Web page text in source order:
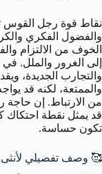
نقاط قوة رجل القوس
والفضول الفكري
الخوف من الالتزام
إلى الغرور والملل.
والتجارب الجديدة،
والممتعة، لكنه قد
من الارتباط. إن حاجة
قد يمثل نقطة احتكاك
تكون حساسة.
🥰 وصف تفصيلي لأنثى